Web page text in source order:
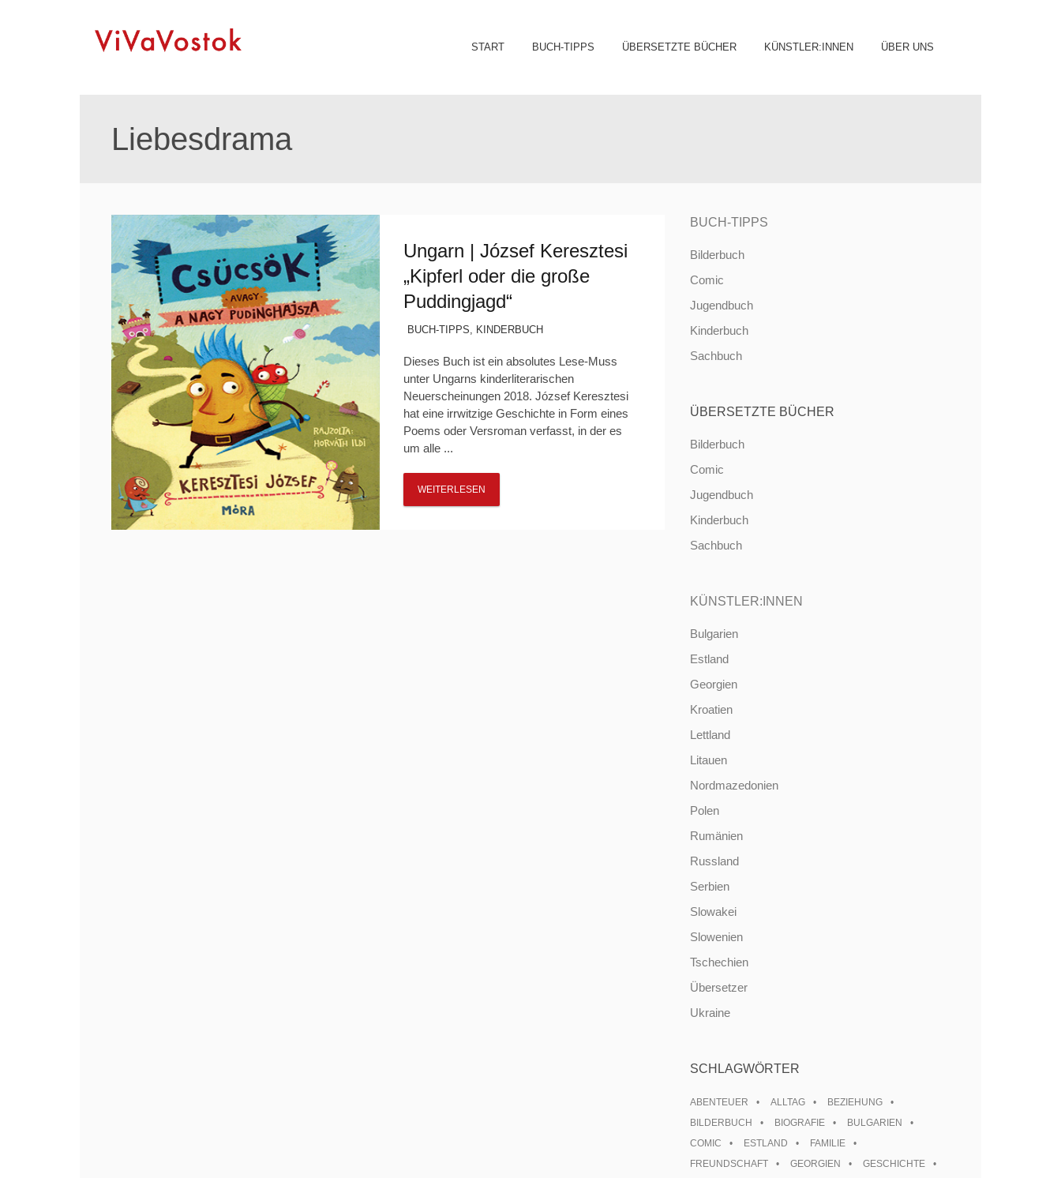
Skip
START BUCH-TIPPS ÜBERSETZTE BÜCHER KÜNSTLER:INNEN ÜBER UNS
Liebesdrama
Ungarn | József Keresztesi
„Kipferl oder die große
Puddingjagd“
BUCH-TIPPS, KINDERBUCH
Dieses Buch ist ein absolutes Lese-Muss
unter Ungarns kinderliterarischen
Neuerscheinungen 2018. József Keresztesi
hat eine irrwitzige Geschichte in Form eines
Poems oder Versroman verfasst, in der es
um alle ...
WEITERLESEN
BUCH-TIPPS
Bilderbuch
Comic
Jugendbuch
Kinderbuch
Sachbuch
ÜBERSETZTE BÜCHER
Bilderbuch
Comic
Jugendbuch
Kinderbuch
Sachbuch
KÜNSTLER:INNEN
Bulgarien
Estland
Georgien
Kroatien
Lettland
Litauen
Nordmazedonien
Polen
Rumänien
Russland
Serbien
Slowakei
Slowenien
Tschechien
Übersetzer
Ukraine
SCHLAGWÖRTER
ABENTEUER ALLTAG
BEZIEHUNG
BILDERBUCH
BIOGRAFIE
BULGARIEN
COMIC
ESTLAND
FAMILIE
FREUNDSCHAFT
GEORGIEN
GESCHICHTE